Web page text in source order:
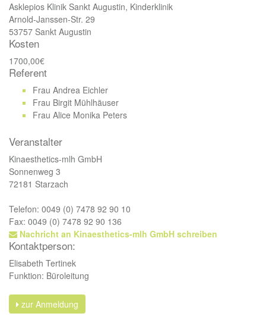
Asklepios Klinik Sankt Augustin, Kinderklinik
Arnold-Janssen-Str. 29
53757 Sankt Augustin
Kosten
1700,00€
Referent
Frau Andrea Eichler
Frau Birgit Mühlhäuser
Frau Alice Monika Peters
Veranstalter
Kinaesthetics-mlh GmbH
Sonnenweg 3
72181 Starzach
Telefon: 0049 (0) 7478 92 90 10
Fax: 0049 (0) 7478 92 90 136
Nachricht an Kinaesthetics-mlh GmbH schreiben
Kontaktperson:
Elisabeth Tertinek
Funktion: Büroleitung
zur Anmeldung